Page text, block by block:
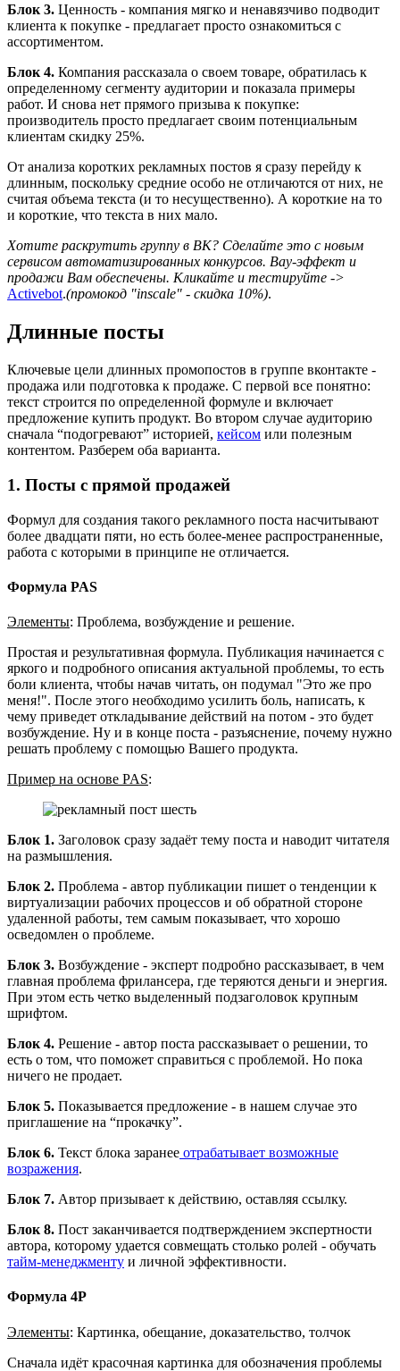
Блок 3. Ценность - компания мягко и ненавязчиво подводит
клиента к покупке - предлагает просто ознакомиться с
ассортиментом.
Блок 4. Компания рассказала о своем товаре, обратилась к
определенному сегменту аудитории и показала примеры
работ. И снова нет прямого призыва к покупке:
производитель просто предлагает своим потенциальным
клиентам скидку 25%.
От анализа коротких рекламных постов я сразу перейду к
длинным, поскольку средние особо не отличаются от них, не
считая объема текста (и то несущественно). А короткие на то
и короткие, что текста в них мало.
Хотите раскрутить группу в ВК? Сделайте это с новым
сервисом автоматизированных конкурсов. Вау-эффект и
продажи Вам обеспечены. Кликайте и тестируйте ->
Activebot.(промокод "inscale" - скидка 10%).
Длинные посты
Ключевые цели длинных промопостов в группе вконтакте -
продажа или подготовка к продаже. С первой все понятно:
текст строится по определенной формуле и включает
предложение купить продукт. Во втором случае аудиторию
сначала “подогревают” историей, кейсом или полезным
контентом. Разберем оба варианта.
1. Посты с прямой продажей
Формул для создания такого рекламного поста насчитывают
более двадцати пяти, но есть более-менее распространенные,
работа с которыми в принципе не отличается.
Формула PAS
Элементы: Проблема, возбуждение и решение.
Простая и результативная формула. Публикация начинается с
яркого и подробного описания актуальной проблемы, то есть
боли клиента, чтобы начав читать, он подумал "Это же про
меня!". После этого необходимо усилить боль, написать, к
чему приведет откладывание действий на потом - это будет
возбуждение. Ну и в конце поста - разъяснение, почему нужно
решать проблему с помощью Вашего продукта.
Пример на основе PAS:
Блок 1. Заголовок сразу задаёт тему поста и наводит читателя
на размышления.
Блок 2. Проблема - автор публикации пишет о тенденции к
виртуализации рабочих процессов и об обратной стороне
удаленной работы, тем самым показывает, что хорошо
осведомлен о проблеме.
Блок 3. Возбуждение - эксперт подробно рассказывает, в чем
главная проблема фрилансера, где теряются деньги и энергия.
При этом есть четко выделенный подзаголовок крупным
шрифтом.
Блок 4. Решение - автор поста рассказывает о решении, то
есть о том, что поможет справиться с проблемой. Но пока
ничего не продает.
Блок 5. Показывается предложение - в нашем случае это
приглашение на “прокачку”.
Блок 6. Текст блока заранее отрабатывает возможные
возражения.
Блок 7. Автор призывает к действию, оставляя ссылку.
Блок 8. Пост заканчивается подтверждением экспертности
автора, которому удается совмещать столько ролей - обучать
тайм-менеджменту и личной эффективности.
Формула 4P
Элементы: Картинка, обещание, доказательство, толчок
Сначала идёт красочная картинка для обозначения проблемы